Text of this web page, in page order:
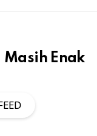
Masih Enak